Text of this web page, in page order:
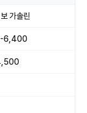
가솔린
6,400